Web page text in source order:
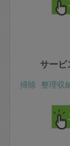
サービ
掃除 整理収